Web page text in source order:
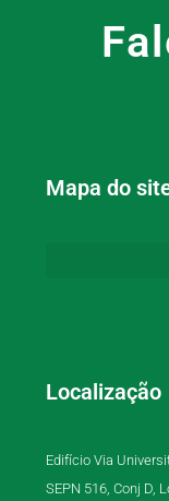
Mapa do
Localização
Edifício Via
SEPN 516, Conj D,